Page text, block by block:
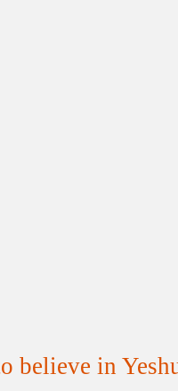
believe in